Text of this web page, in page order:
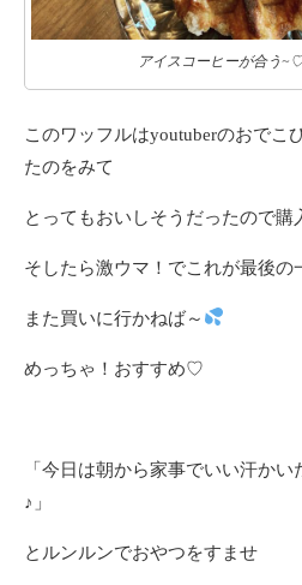
アイスコーヒーが合う
このワッフルはyoutuberのおでこ
たのをみて
とってもおいしそうだったので購
そしたら激ウマ！でこれが最後の
また買いに行かねば～
めっちゃ！おすすめ♡
「今日は朝から家事でいい汗か
♪」
とルンルンでおやつをすませ